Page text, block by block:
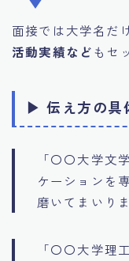
面接では大学名だ
活動実績などもセ
▶ 伝え方の具
「〇〇大学文
ケーションを
磨いてまいり
「〇〇大学理